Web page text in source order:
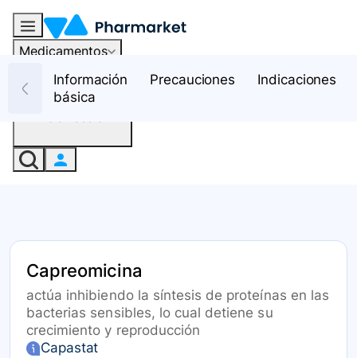
Medicamentos
RecursosInformación
básica
Precauciones Indicaciones
Capreomicina
actúa inhibiendo la síntesis de proteínas en las
bacterias sensibles, lo cual detiene su
crecimiento y reproducción
Capastat